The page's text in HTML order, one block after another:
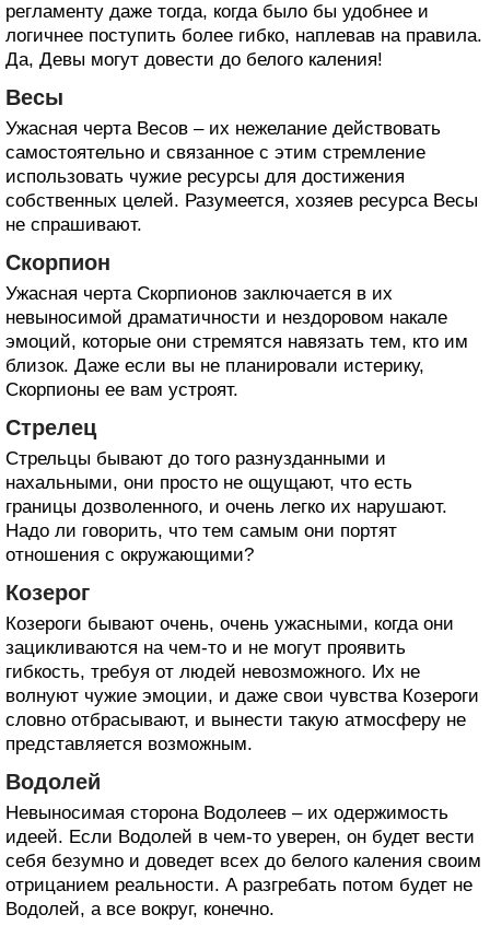
регламенту даже тогда, когда было бы удобнее и
логичнее поступить более гибко, наплевав на правила.
Да, Девы могут довести до белого каления!
Весы
Ужасная черта Весов – их нежелание действовать
самостоятельно и связанное с этим стремление
использовать чужие ресурсы для достижения
собственных целей. Разумеется, хозяев ресурса Весы
не спрашивают.
Скорпион
Ужасная черта Скорпионов заключается в их
невыносимой драматичности и нездоровом накале
эмоций, которые они стремятся навязать тем, кто им
близок. Даже если вы не планировали истерику,
Скорпионы ее вам устроят.
Стрелец
Стрельцы бывают до того разнузданными и
нахальными, они просто не ощущают, что есть
границы дозволенного, и очень легко их нарушают.
Надо ли говорить, что тем самым они портят
отношения с окружающими?
Козерог
Козероги бывают очень, очень ужасными, когда они
зацикливаются на чем-то и не могут проявить
гибкость, требуя от людей невозможного. Их не
волнуют чужие эмоции, и даже свои чувства Козероги
словно отбрасывают, и вынести такую атмосферу не
представляется возможным.
Водолей
Невыносимая сторона Водолеев – их одержимость
идеей. Если Водолей в чем-то уверен, он будет вести
себя безумно и доведет всех до белого каления своим
отрицанием реальности. А разгребать потом будет не
Водолей, а все вокруг, конечно.